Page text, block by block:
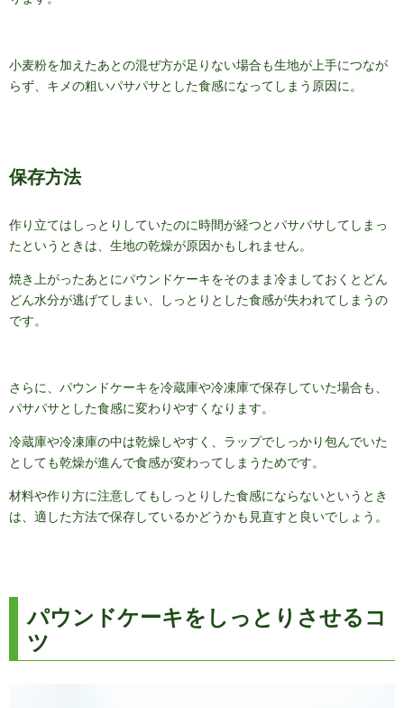
小麦粉を加えたあとの混ぜ方が足りない場合も生地が上手につなが
らず、キメの粗いパサパサとした食感になってしまう原因に。
保存方法
作り立てはしっとりしていたのに時間が経つとパサパサしてしまっ
たというときは、生地の乾燥が原因かもしれません。
焼き上がったあとにパウンドケーキをそのまま冷ましておくとどん
どん水分が逃げてしまい、しっとりとした食感が失われてしまうの
です。
さらに、パウンドケーキを冷蔵庫や冷凍庫で保存していた場合も、
パサパサとした食感に変わりやすくなります。
冷蔵庫や冷凍庫の中は乾燥しやすく、ラップでしっかり包んでいた
としても乾燥が進んで食感が変わってしまうためです。
材料や作り方に注意してもしっとりした食感にならないというとき
は、適した方法で保存しているかどうかも見直すと良いでしょう。
パウンドケーキをしっとりさせるコ
ツ